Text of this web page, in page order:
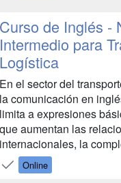
más necesario
fluidez, ...
Curso de Inglés -
Intermedio para
Logística
En el sector del
la comunicación en
limita a expresiones
que aumentan las
internacionales, la
servicios y la necesidad
coordinación con
Online